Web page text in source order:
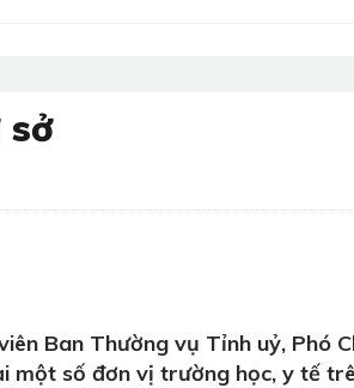
sở
Ban Thường vụ Tỉnh uỷ, Phó
một số đơn vị trường học, y tế